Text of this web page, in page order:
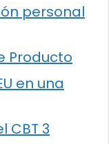
personal
Producto
en una
CBT 3